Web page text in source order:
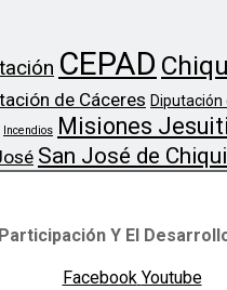
CEPAD
de Cáceres Diputación
Incendios Misiones
San José de
Y El
Facebook Youtube